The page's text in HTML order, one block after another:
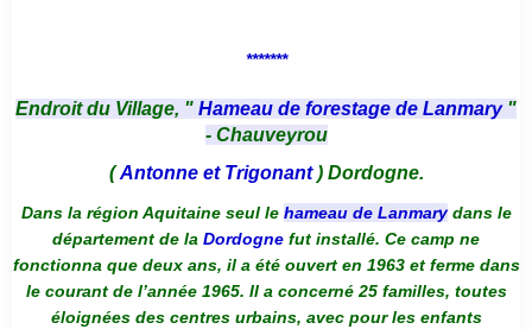
*******
Endroit du Village, " Hameau de forestage de Lanmary "
- Chauveyrou
(Antonne et Trigonant) Dordogne.
Dans la région Aquitaine seul le hameau de Lanmarydans le
département de la Dordogne fut installé. Ce camp ne
fonctionna que deux ans, il a été ouvert en 1963 et ferme dans
le courant de l’année 1965. Il a concerné 25 familles, toutes
éloignées des centres urbains, avec pour les enfants